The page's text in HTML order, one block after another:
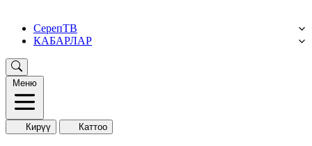
СерепТВ
КАБАРЛАР
Меню
Кирүү Каттоо